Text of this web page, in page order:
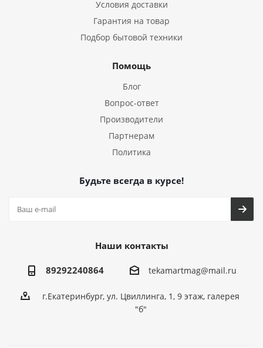
Условия доставки
Гарантия на товар
Подбор бытовой техники
Помощь
Блог
Вопрос-ответ
Производители
Партнерам
Политика
Будьте всегда в курсе!
Наши контакты
89292240864 tekamartmag@mail.ru
г.Екатеринбург, ул. Цвиллинга, 1, 9 этаж, галерея
"б"